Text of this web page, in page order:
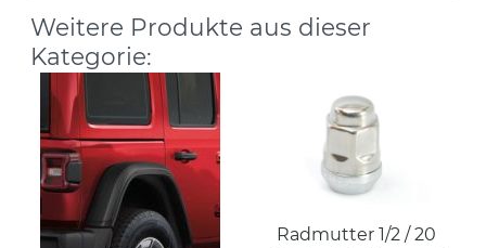
Weitere Produkte aus dieser
Kategorie:
Radmutter 1/2 / 20